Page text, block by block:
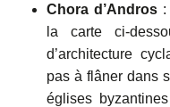
Chora d’Andros:
la carte ci-
d’architecture
pas à flâner dans
églises